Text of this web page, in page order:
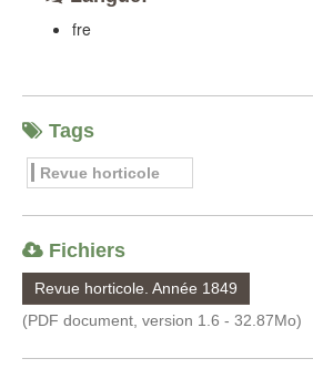
fre
Tags
Revue horticole
Fichiers
Revue horticole. Année 1849
(PDF document, version 1.6 - 32.87Mo)